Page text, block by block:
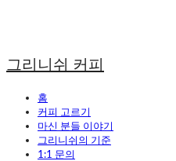
그리니쉬 커피
홈
커피 고르기
마신 분들 이야기
그리니쉬의 기준
1:1 문의